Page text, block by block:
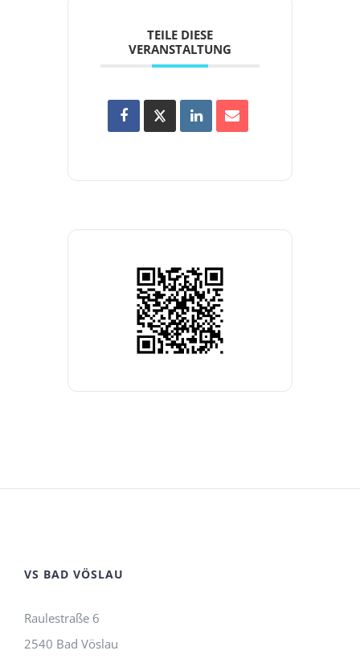
TEILE DIESE
VERANSTALTUNG
VS BAD VÖSLAU
Raulestraße 6
2540 Bad Vöslau